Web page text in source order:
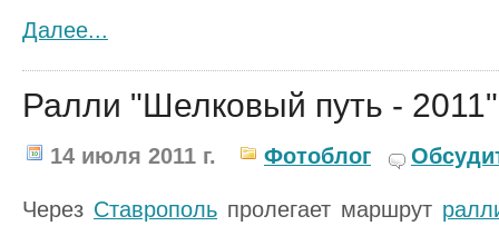
Далее...
Ралли "Шелковый путь -
14 июля 2011 г. Фотоблог
Через Ставрополь пролегает маршрут